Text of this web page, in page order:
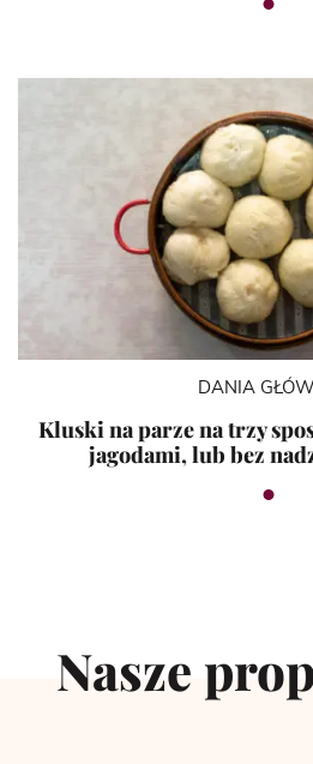
DANIA
Kluski na parze na trzy
jagodami, lub bez
Nasze